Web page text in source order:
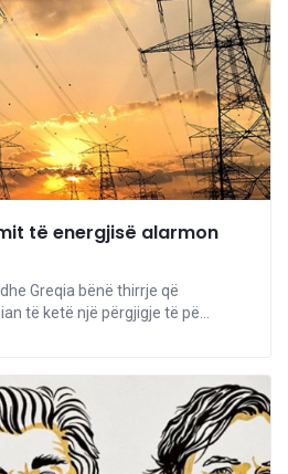
të energjisë alarmon
Greqia bënë thirrje që
të ketë një përgjigje të pë...